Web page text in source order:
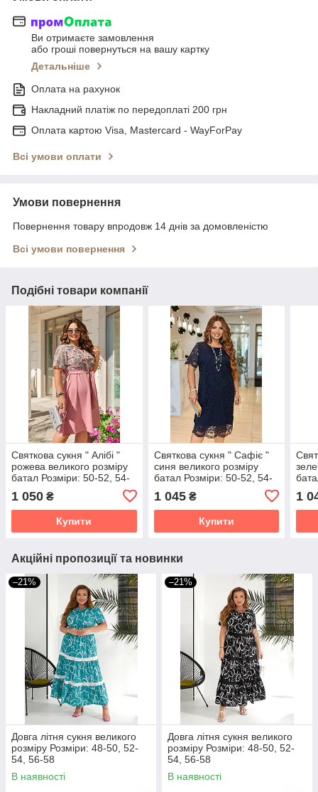
Ви отримаєте замовлення
або гроші повернуться на вашу картку
Детальніше
Оплата на рахунок
Накладний платіж по передоплаті 200 грн
Оплата картою Visa, Mastercard - WayForPay
Всі умови оплати
Умови повернення
Повернення товару впродовж 14 днів за домовленістю
Всі умови повернення
Подібні товари компанії
Святкова сукня " Алібі "
рожева великого розміру
батал Розміри: 50-52, 54-
1 050 ₴
Купити
Святкова сукня " Сафіє "
синя великого розміру
батал Розміри: 50-52, 54-
1 045₴
Купити
1
Акційні пропозиції та новинки
–21%
Довга літня сукня великого
розміру Розміри: 48-50, 52-
54, 56-58
В наявності
–21%
Довга літня сукня великого
розміру Розміри: 48-50, 52-
54, 56-58
В наявності